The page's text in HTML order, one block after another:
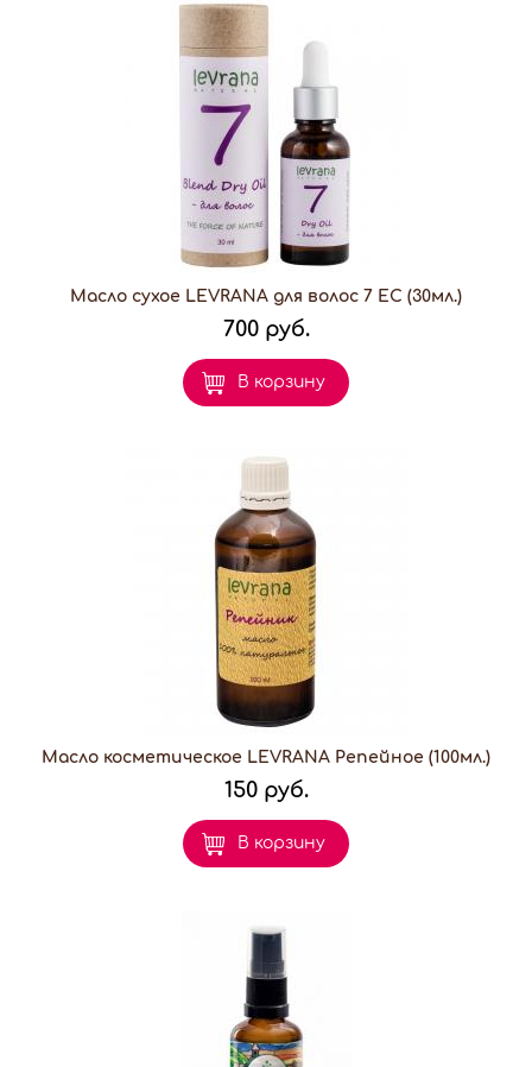
Масло сухое LEVRANA для волос 7 ЕС (30мл.)
700 руб.
В корзину
Масло косметическое LEVRANA Репейное (100мл.)
150 руб.
В корзину